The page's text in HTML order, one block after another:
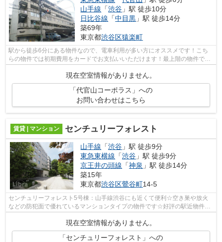
山手線 「渋谷 」駅 徒歩10分
日比谷線 「中目黒 」駅 徒歩14分
築69年
東京都渋谷区猿楽町
駅から徒歩6分にある物件なので、電車利用が多い方にオススメです！こち
らの物件では初期費用をカードでお支払いいただけます！最上階の物件で
現在空室情報がありません。
「代官山コーポラス」への
お問い合わせはこちら
賃貸 | マンション センチュリーフォレスト
山手線 「渋谷 」駅 徒歩9分
東急東横線 「渋谷 」駅 徒歩9分
京王井の頭線 「神泉 」駅 徒歩14分
築15年
東京都渋谷区鶯谷町14-5
センチュリーフォレスト5号棟：山手線渋谷にも近くて便利☆空き巣や放火
などの防犯面で優れているマンションタイプの物件です☆好評の駅近物件と
現在空室情報がありません。
「センチュリーフォレスト」への